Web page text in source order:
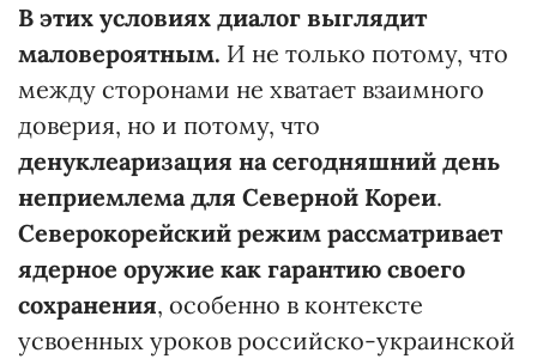
В этих условиях диалог выглядит
маловероятным. И не только потому, что
между сторонами не хватает взаимного
доверия, но и потому, что
денуклеаризация на сегодняшний день
неприемлема для Северной Кореи.
Северокорейский режим рассматривает
ядерное оружие как гарантию своего
сохранения, особенно в контексте
усвоенных уроков российско-украинской